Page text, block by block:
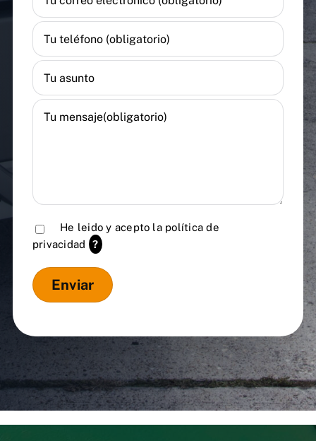
He leido y acepto la política de
privacidad
?